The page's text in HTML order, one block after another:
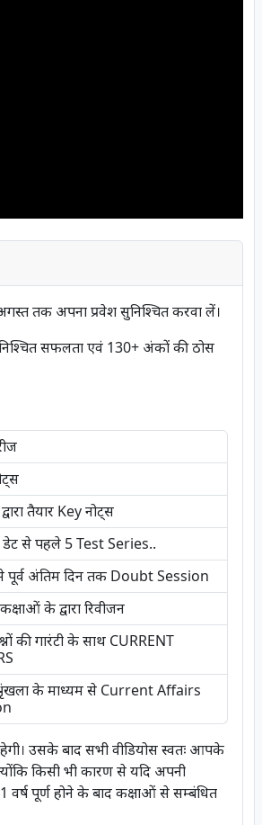
तक अपना प्रवेश सुनिश्चित करवा लें।
सफलता एवं 130+ अंकों की ठोस
तैयार Key नोट्स
से पहले 5 Test Series..
से पूर्व अंतिम दिन तक Doubt Session
के द्वारा रिवीजन
की गारंटी के साथ CURRENT
के माध्यम से Current Affairs
उसके बाद सभी वीडियोस स्वतः आपके
किसी भी कारण से यदि अपनी
पूर्ण होने के बाद कक्षाओं से सम्बंधित